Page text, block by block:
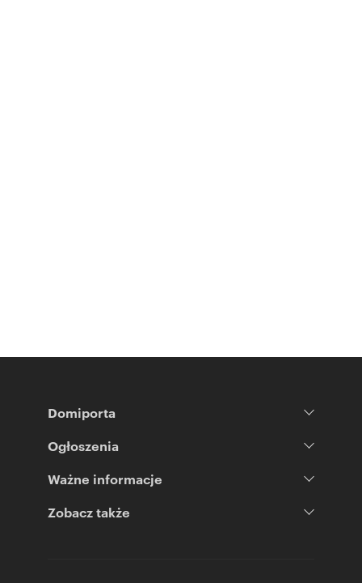
Domiporta
Ogłoszenia
Ważne informacje
Zobacz także